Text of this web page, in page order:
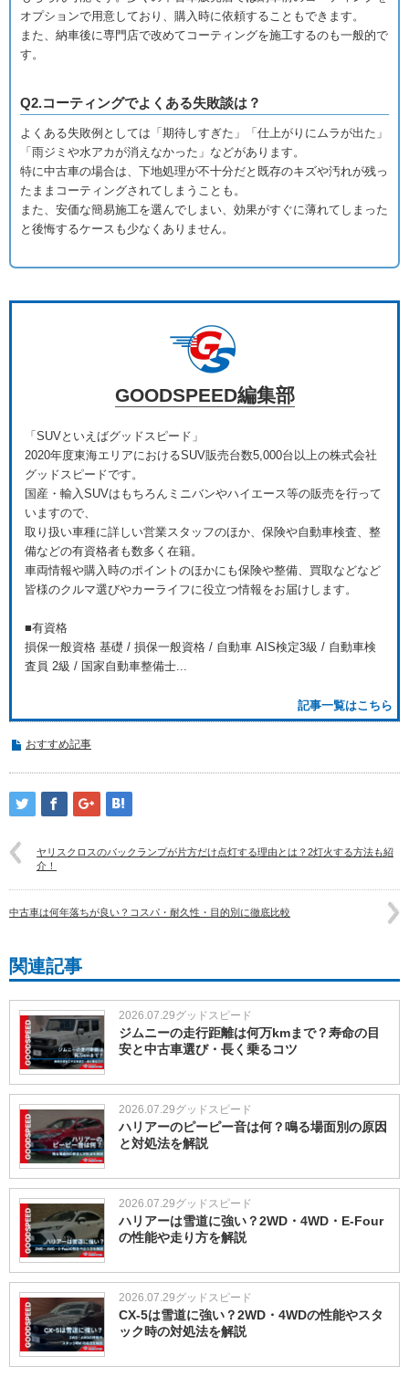
オプションで用意しており、購入時に依頼することもできます。
また、納車後に専門店で改めてコーティングを施工するのも一般的で
す。
Q2.コーティングでよくある失敗談は？
よくある失敗例としては「期待しすぎた」「仕上がりにムラが出た」
「雨ジミや水アカが消えなかった」などがあります。
特に中古車の場合は、下地処理が不十分だと既存のキズや汚れが残っ
たままコーティングされてしまうことも。
また、安価な簡易施工を選んでしまい、効果がすぐに薄れてしまった
と後悔するケースも少なくありません。
GOODSPEED編集部
「SUVといえばグッドスピード」
2020年度東海エリアにおけるSUV販売台数5,000台以上の株式会社
グッドスピードです。
国産・輸入SUVはもちろんミニバンやハイエース等の販売を行って
いますので、
取り扱い車種に詳しい営業スタッフのほか、保険や自動車検査、整
備などの有資格者も数多く在籍。
車両情報や購入時のポイントのほかにも保険や整備、買取などなど
皆様のクルマ選びやカーライフに役立つ情報をお届けします。
■有資格
損保一般資格 基礎 / 損保一般資格 / 自動車 AIS検定3級 / 自動車検
査員 2級 / 国家自動車整備士...
記事一覧はこちら
おすすめ記事
ヤリスクロスのバックランプが片方だけ点灯する理由とは？2灯火する方法も紹
介！
中古車は何年落ちが良い？コスパ・耐久性・目的別に徹底比較
関連記事
2026.07.29グッドスピード
ジムニーの走行距離は何万kmまで？寿命の目
安と中古車選び・長く乗るコツ
2026.07.29グッドスピード
ハリアーのピーピー音は何？鳴る場面別の原因
と対処法を解説
2026.07.29グッドスピード
ハリアーは雪道に強い？2WD・4WD・E-Four
の性能や走り方を解説
2026.07.29グッドスピード
CX-5は雪道に強い？2WD・4WDの性能やスタ
ック時の対処法を解説